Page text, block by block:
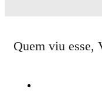
Quem viu esse,